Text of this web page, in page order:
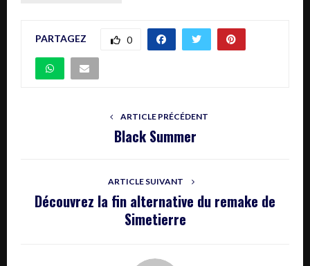
PARTAGEZ 0
ARTICLE PRÉCÉDENT
Black Summer
ARTICLE SUIVANT
Découvrez la fin alternative du remake de
Simetierre